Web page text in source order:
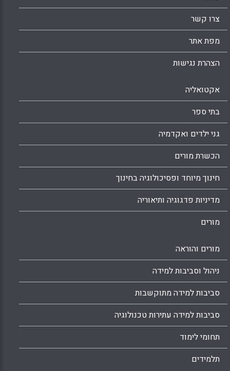
צרו קשר
מפת אתר
הצהרת נגישות
אקטואליה
בתי ספר
גני ילדים ואקדמיה
הכשרת מורים
חינוך מיוחד ופסיכולוגיה בחינוך
מדיניות פדגוגיה ותיאוריה
מורים
מורים והוראה
ניהול וסביבות למידה
סביבות למידה מתוקשבות
סביבות למידה עתירות טכנולוגיה
תחומי לימוד
תלמידים